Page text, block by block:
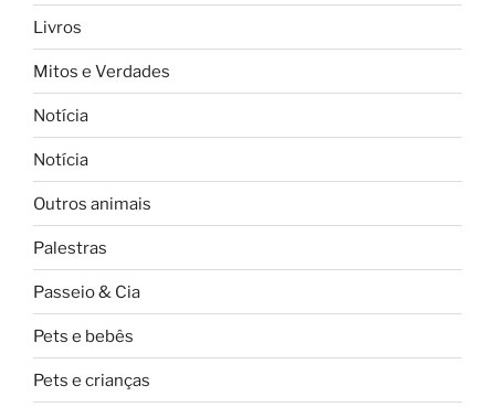
Livros
Mitos e Verdades
Notícia
Notícia
Outros animais
Palestras
Passeio & Cia
Pets e bebês
Pets e crianças